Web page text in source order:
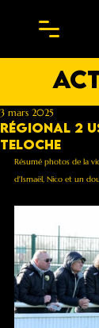
Régional 2
Teloche
3 mars 2025
Résumé photos de la
d'Ismaël, Nico et un